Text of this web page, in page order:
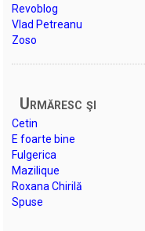
Revoblog
Vlad Petreanu
Zoso
Urmăresc şi
Cetin
E foarte bine
Fulgerica
Mazilique
Roxana Chirilă
Spuse